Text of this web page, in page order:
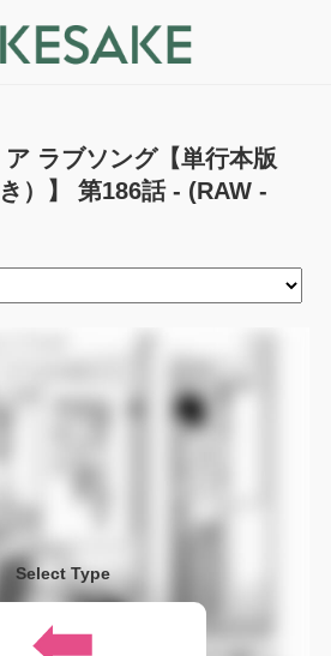
ア ラブソング【単行本版
き）】 第186話 - (RAW -
Select Type